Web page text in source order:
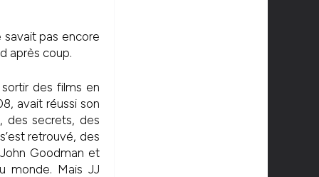
savait pas encore
après coup.
des films en
avait réussi son
des secrets, des
retrouvé, des
Goodman et
monde. Mais JJ